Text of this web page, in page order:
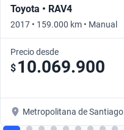
Toyota • RAV4
2017 • 159.000 km • Manual
Precio desde
$ 10.069.900
Metropolitana de Santiago